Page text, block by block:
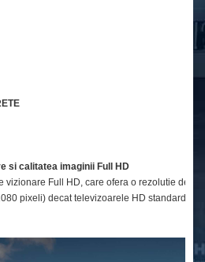
si calitatea imaginii Full HD
vizionare Full HD, care ofera o rezolutie de
pixeli) decat televizoarele HD standard